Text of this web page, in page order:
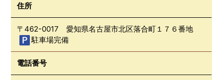
住所
〒462-0017 愛知県名古屋市北区落合町１７６番地
駐車場完備
電話番号